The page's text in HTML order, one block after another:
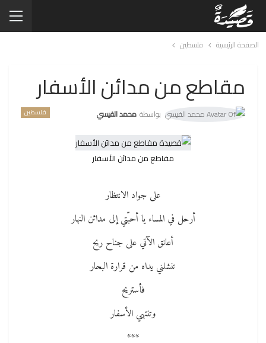
الصفحة الرئيسية فلسطين
مقاطع من مدائن الأسفار
فلسطين بواسطة محمد القيسي
مقاطع من مدائن الأسفار
على جواد الانتظار
أرحل في المساء يا أحبّتي إلى مدائن النهار
أعانق الآتي على جناح ريح
تنشلني يداه من قرارة البحار
فأستريح
وتنتهي الأسفار
***